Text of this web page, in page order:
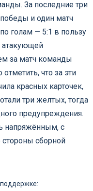
За последние три
и один матч
голам — 5:1 в пользу
атакующей
за матч команды
что за эти
красных карточек,
три желтых, тогда
предупреждения.
напряжённым, с
сборной